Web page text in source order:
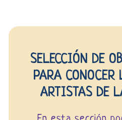
SELECCIÓN DE
PARA CONOCER
ARTISTAS DE